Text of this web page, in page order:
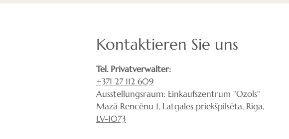
Kontaktieren Sie uns
Tel. Privatverwalter:
+371 27 112 609
Ausstellungsraum: Einkaufszentrum "Ozols"
Mazā Rencēnu 1, Latgales priekšpilsēta, Riga,
LV-1073